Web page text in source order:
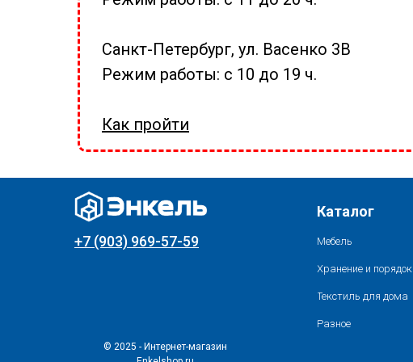
Санкт-Петербург, ул. Васенко 3В
Режим работы: с 10 до 19 ч.
Как пройти
Каталог
Мебель
Хранение и порядок
Текстиль для дома
Разное
+7 (903) 969-57-59
© 2025 - Интернет-магазин